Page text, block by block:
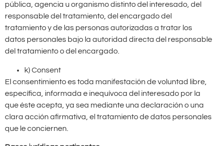
pública, agencia u organismo distinto del interesado, del
responsable del tratamiento, del encargado del
tratamiento y de las personas autorizadas a tratar los
datos personales bajo la autoridad directa del responsable
del tratamiento o del encargado.
k) Consent
El consentimiento es toda manifestación de voluntad libre,
específica, informada e inequívoca del interesado por la
que éste acepta, ya sea mediante una declaración o una
clara acción afirmativa, el tratamiento de datos personales
que le conciernen.